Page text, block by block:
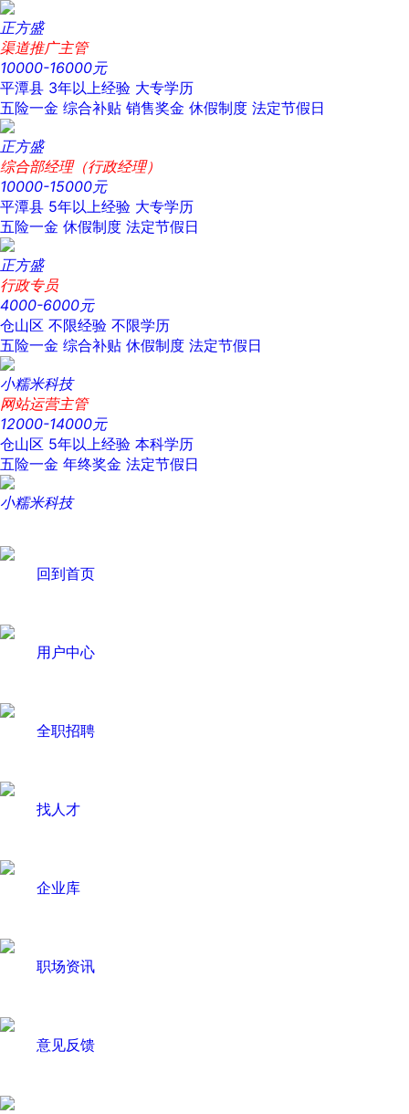
正方盛
渠道推广主管
10000-16000元
平潭县 3年以上经验 大专学历
五险一金 综合补贴 销售奖金 休假制度 法定节假日
正方盛
综合部经理（行政经理）
10000-15000元
平潭县 5年以上经验 大专学历
五险一金 休假制度 法定节假日
正方盛
行政专员
4000-6000元
仓山区 不限经验 不限学历
五险一金 综合补贴 休假制度 法定节假日
小糯米科技
网站运营主管
12000-14000元
仓山区 5年以上经验 本科学历
五险一金 年终奖金 法定节假日
小糯米科技
回到首页
用户中心
全职招聘
找人才
企业库
职场资讯
意见反馈